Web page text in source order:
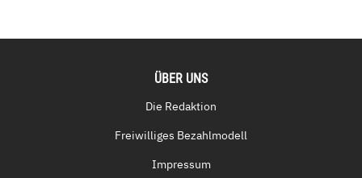
ÜBER UNS
Die Redaktion
Freiwilliges Bezahlmodell
Impressum